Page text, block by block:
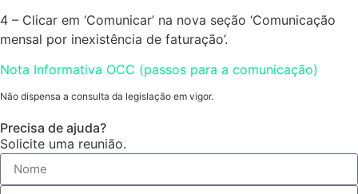
4 – Clicar em ‘Comunicar’ na nova seção ‘Comunicação
mensal por inexistência de faturação’.
Nota Informativa OCC (passos para a comunicação)
Não dispensa a consulta da legislação em vigor.
Precisa de ajuda?
Solicite uma reunião.